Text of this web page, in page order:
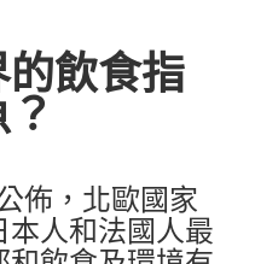
飲食指
佈，北歐國家
本人和法國人最